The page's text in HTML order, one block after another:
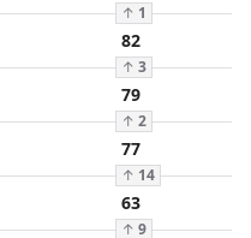
↑ 1
82
↑ 3
79
↑ 2
77
↑ 14
63
↑ 9